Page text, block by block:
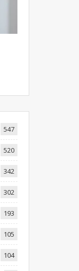
547
520
342
302
193
105
104